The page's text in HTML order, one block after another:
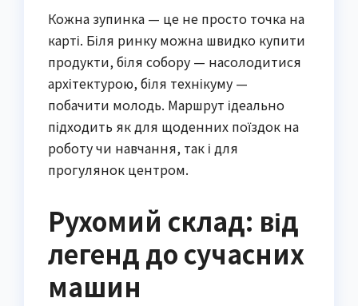
Кожна зупинка — це не просто точка на
карті. Біля ринку можна швидко купити
продукти, біля собору — насолодитися
архітектурою, біля технікуму —
побачити молодь. Маршрут ідеально
підходить як для щоденних поїздок на
роботу чи навчання, так і для
прогулянок центром.
Рухомий склад: від
легенд до сучасних
машин